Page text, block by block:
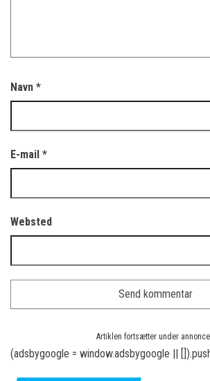
Navn *
E-mail *
Websted
Artiklen fortsætter under
(adsbygoogle = window.adsbygoogle ||